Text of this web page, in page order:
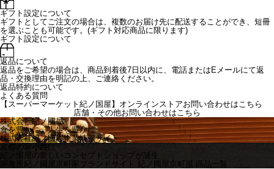
ギフト設定について
ギフトとしてご注文の場合は、複数のお届け先に配送することができ、短冊
を選ぶことも可能です。(ギフト対応商品に限ります)
ギフト設定について
返品について
返品をご希望の場合は、商品到着後7日以内に、電話またはEメールにて返
品・交換理由を明記の上、ご連絡ください。
返品特約について
よくある質問
【スーパーマーケット紀ノ国屋】オンラインストアお問い合わせはこちら
店舗・その他お問い合わせは こちら
株式会社紀ノ國屋
食を豊かに、人生を豊かに
株式会社紀ノ國屋企業情報サイト
京都の富小路に
紀ノ国屋の新しいコンセプトショップが誕生
調進所紀ノ國屋京町家ブランドサイト 紀ノ國屋京町屋 商品一覧